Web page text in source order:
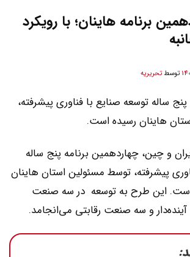
برنامه هاینان؛ با رویکرد
توسطتحریریه
ساله توسعه صنایع با فناوری پیشرفته،
هاینان رسیده است.
و چین، چهاردهمین برنامه پنج ساله
پیشرفته، توسط مسئولین استان هاینان
این طرح به توسعه در سه صنعت
آینده‌دار و سه صنعت رقابتی می‌انجامد.